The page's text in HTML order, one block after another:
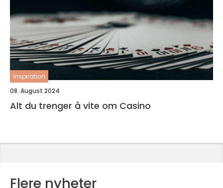
inspiration
08. August 2024
Alt du trenger å vite om Casino
Flere nyheter